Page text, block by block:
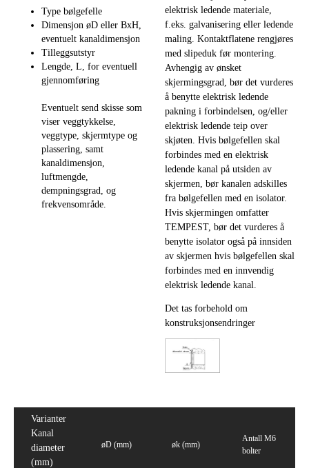
Type bølgefelle
Dimensjon øD eller BxH,
eventuelt kanaldimensjon
Tilleggsutstyr
Lengde, L, for eventuell
gjennomføring
Eventuelt send skisse som
viser veggtykkelse,
veggtype, skjermtype og
plassering, samt
kanaldimensjon,
luftmengde,
dempningsgrad, og
frekvensområde.
elektrisk ledende materiale,
f.eks. galvanisering eller ledende
maling. Kontaktflatene rengjøres
med slipeduk før montering.
Avhengig av ønsket
skjermingsgrad, bør det vurderes
å benytte elektrisk ledende
pakning i forbindelsen, og/eller
elektrisk ledende teip over
skjøten. Hvis bølgefellen skal
forbindes med en elektrisk
ledende kanal på utsiden av
skjermen, bør kanalen adskilles
fra bølgefellen med en isolator.
Hvis skjermingen omfatter
TEMPEST, bør det vurderes å
benytte isolator også på innsiden
av skjermen hvis bølgefellen skal
forbindes med en innvendig
elektrisk ledende kanal.
Det tas forbehold om
konstruksjonsendringer
Varianter
Kanal
diameter
(mm)
øD (mm) øk (mm)
Antall M6
bolter